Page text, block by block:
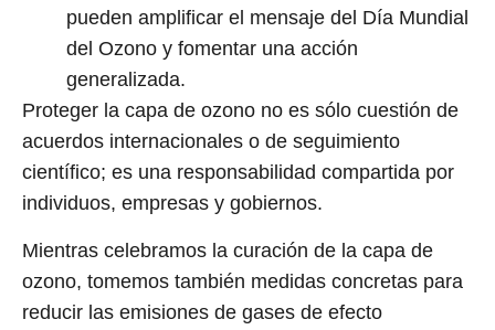
pueden amplificar el mensaje del Día Mundial
del Ozono y fomentar una acción
generalizada.
Proteger la capa de ozono no es sólo cuestión de
acuerdos internacionales o de seguimiento
científico; es una responsabilidad compartida por
individuos, empresas y gobiernos.
Mientras celebramos la curación de la capa de
ozono, tomemos también medidas concretas para
reducir las emisiones de gases de efecto